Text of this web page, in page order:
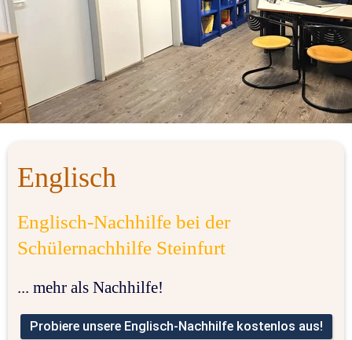
Englisch
Englisch-Nachhilfe bei der
Schülernachhilfe Steinfurt
... mehr als Nachhilfe!
Probiere unsere Englisch-Nachhilfe kostenlos aus!